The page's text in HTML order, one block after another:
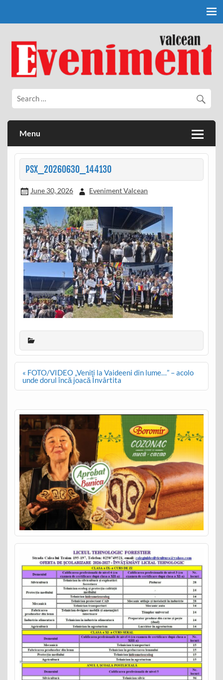
Eveniment Valcean
Menu
PSX_20260630_144130
June 30, 2026 Eveniment Valcean
Post
navigation
« FOTO/VIDEO „Veniți la Vaideeni din lume…” – acolo
unde dorul încă joacă Învârtita